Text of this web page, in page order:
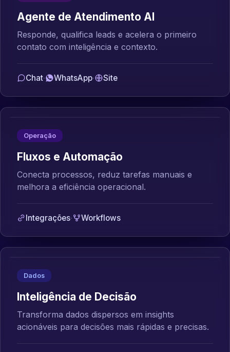
Agente de Atendimento AI
Responde, qualifica leads e acelera o primeiro
contato com inteligência e contexto.
Chat· WhatsApp· Site
Operação
Fluxos e Automação
Conecta processos, reduz tarefas manuais e
melhora a eficiência operacional.
Integrações· Workflows
Dados
Inteligência de Decisão
Transforma dados dispersos em insights
acionáveis para decisões mais rápidas e precisas.